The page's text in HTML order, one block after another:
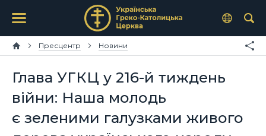
Пресцентр Новини
Глава УГКЦ у 216-й тиждень
війни: Наша молодь
є зеленими галузками живого